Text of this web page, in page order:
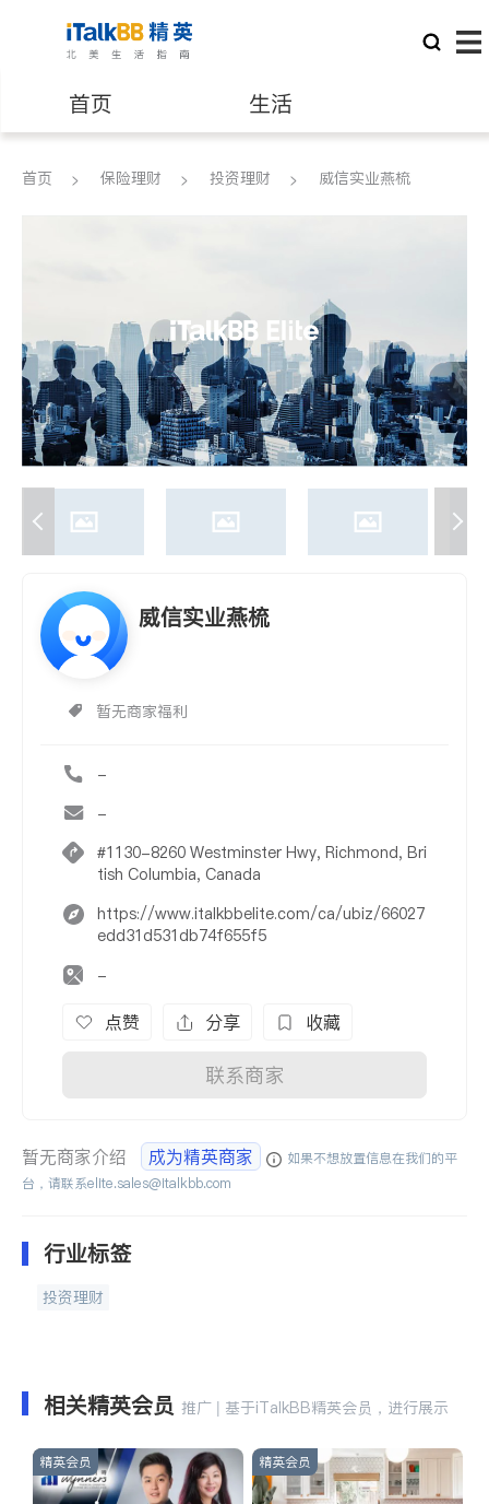
首页 生活
医生 律师
会计师
建筑装修
首页 保险理财 投资理财 威信实业燕梳
威信实业燕梳
暂无商家福利
-
-
#1130-8260 Westminster Hwy, Richmond, Bri
tish Columbia, Canada
https://www.italkbbelite.com/ca/ubiz/66027
edd31d531db74f655f5
-
点赞 分享 收藏
联系商家
暂无商家介绍 成为精英商家
如果不想放置信息在我们的平
台，请联系elite.sales@italkbb.com
行业标签
投资理财
相关精英会员 推广 | 基于iTalkBB精英会员，进行展示
精英会员 精英会员